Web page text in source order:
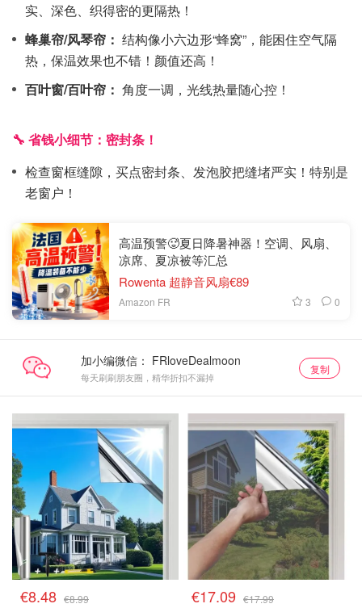
实、深色、织得密的更隔热！
蜂巢帘/风琴帘： 结构像小六边形“蜂窝”，能困住空气隔
热，保温效果也不错！颜值还高！
百叶窗/百叶帘： 角度一调，光线热量随心控！
🔧 省钱小细节：密封条！
检查窗框缝隙，买点密封条、发泡胶把缝堵严实！特别是
老窗户！
高温预警🥵夏日降暑神器！空调、风扇、
凉席、夏凉被等汇总
Rowenta 超静音风扇€89
Amazon FR 3 0
加小编微信：
每天刷刷朋友圈，精华折扣不漏掉
复制
隔热膜/防晒膜
€8.48 €8.99
隔热膜/防晒膜
€17.09 €17.99